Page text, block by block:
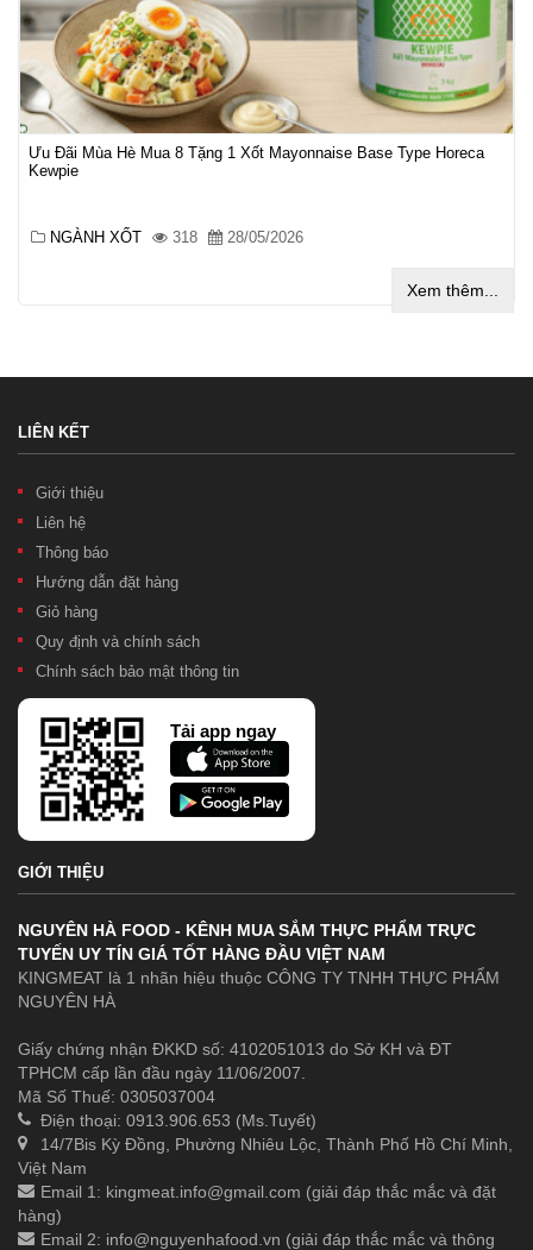
Ưu Đãi Mùa Hè Mua 8 Tặng 1 Xốt Mayonnaise Base Type Horeca
Kewpie
NGÀNH XỐT 318 28/05/2026
Xem thêm...
LIÊN KẾT
Giới thiệu
Liên hệ
Thông báo
Hướng dẫn đặt hàng
Giỏ hàng
Quy định và chính sách
Chính sách bảo mật thông tin
Tải app ngay
GIỚI THIỆU
NGUYÊN HÀ FOOD - KÊNH MUA SẮM THỰC PHẨM TRỰC
TUYẾN UY TÍN GIÁ TỐT HÀNG ĐẦU VIỆT NAM
KINGMEAT là 1 nhãn hiệu thuộc CÔNG TY TNHH THỰC PHẨM
NGUYÊN HÀ
Giấy chứng nhận ĐKKD số: 4102051013 do Sở KH và ĐT
TPHCM cấp lần đầu ngày 11/06/2007.
Mã Số Thuế: 0305037004
Điện thoại: 0913.906.653 (Ms.Tuyết)
14/7Bis Kỳ Đồng, Phường Nhiêu Lộc, Thành Phố Hồ Chí Minh,
Việt Nam
Email 1: kingmeat.info@gmail.com (giải đáp thắc mắc và đặt
hàng)
Email 2: info@nguyenhafood.vn (giải đáp thắc mắc và thông